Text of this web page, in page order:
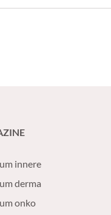
innere
derma
onko